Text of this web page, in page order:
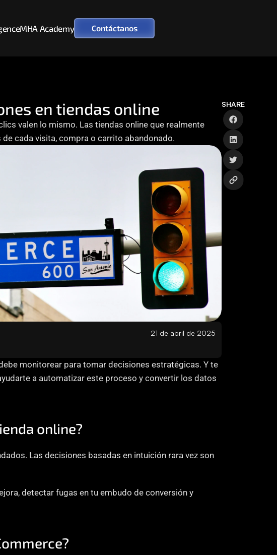
MHA Academy Contáctanos
en tiendas online
valen lo mismo. Las tiendas online que realmente
cada visita, compra o carrito abandonado.
21 de abril de 2025
monitorear para tomar decisiones estratégicas. Y te
a automatizar este proceso y convertir los datos
online?
Las decisiones basadas en intuición rara vez son
detectar fugas en tu embudo de conversión y
SHARE